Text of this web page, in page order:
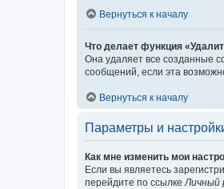
Вернуться к началу
Что делает функция
Она удаляет все созданные
сообщений, если эта
Вернуться к началу
Параметры и
Как мне изменить мои
Если вы являетесь
перейдите по ссылке Личный